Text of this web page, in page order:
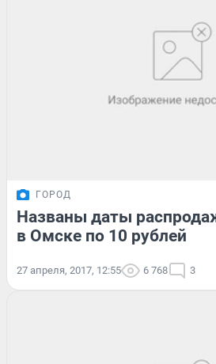
ГОРОД
Названы даты
в Омске по 10 рублей
27 апреля, 2017, 12:55 6 768 3